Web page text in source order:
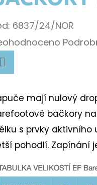
6837/24/NOR
mají nulový
bačkory
s prvky aktivního
pohodlí. Zapínání